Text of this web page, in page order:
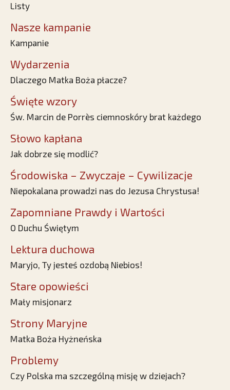
Listy
Nasze kampanie
Kampanie
Wydarzenia
Dlaczego Matka Boża płacze?
Święte wzory
Św. Marcin de Porrès ciemnoskóry brat każdego
Słowo kapłana
Jak dobrze się modlić?
Środowiska – Zwyczaje – Cywilizacje
Niepokalana prowadzi nas do Jezusa Chrystusa!
Zapomniane Prawdy i Wartości
O Duchu Świętym
Lektura duchowa
Maryjo, Ty jesteś ozdobą Niebios!
Stare opowieści
Mały misjonarz
Strony Maryjne
Matka Boża Hyżneńska
Problemy
Czy Polska ma szczególną misję w dziejach?